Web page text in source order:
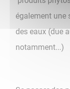
également une
des eaux (due
notamment...)